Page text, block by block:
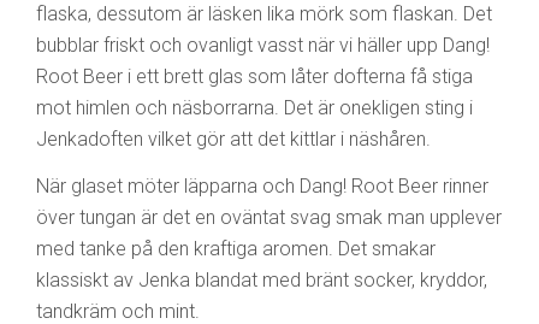
flaska, dessutom är läsken lika mörk som flaskan. Det
bubblar friskt och ovanligt vasst när vi häller upp Dang!
Root Beer i ett brett glas som låter dofterna få stiga
mot himlen och näsborrarna. Det är onekligen sting i
Jenkadoften vilket gör att det kittlar i näshåren.
När glaset möter läpparna och Dang! Root Beer rinner
över tungan är det en oväntat svag smak man upplever
med tanke på den kraftiga aromen. Det smakar
klassiskt av Jenka blandat med bränt socker, kryddor,
tandkräm och mint.